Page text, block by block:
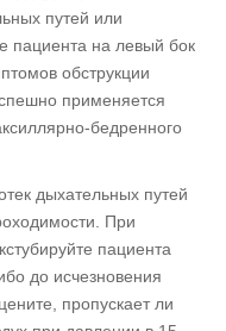
путей или
пациента на левый бок
обструкции
применяется
бедренного
дыхательных путей
При
пациента
до исчезновения
пропускает ли